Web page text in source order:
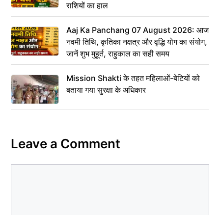
राशियों का हाल
Aaj Ka Panchang 07 August 2026: आज
नवमी तिथि, कृतिका नक्षत्र और वृद्धि योग का संयोग,
जानें शुभ मुहूर्त, राहुकाल का सही समय
Mission Shakti के तहत महिलाओं-बेटियों को
बताया गया सुरक्षा के अधिकार
Leave a Comment